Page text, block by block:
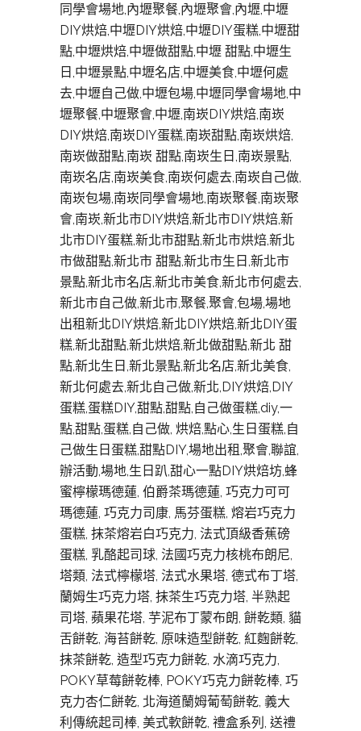
同學會場地,內壢聚餐,內壢聚會,內壢,中壢
DIY烘焙,中壢DIY烘焙,中壢DIY蛋糕,中壢甜
點,中壢烘焙,中壢做甜點,中壢 甜點,中壢生
日,中壢景點,中壢名店,中壢美食,中壢何處
去,中壢自己做,中壢包場,中壢同學會場地,中
壢聚餐,中壢聚會,中壢,南崁DIY烘焙,南崁
DIY烘焙,南崁DIY蛋糕,南崁甜點,南崁烘焙,
南崁做甜點,南崁 甜點,南崁生日,南崁景點,
南崁名店,南崁美食,南崁何處去,南崁自己做,
南崁包場,南崁同學會場地,南崁聚餐,南崁聚
會,南崁,新北市DIY烘焙,新北市DIY烘焙,新
北市DIY蛋糕,新北市甜點,新北市烘焙,新北
市做甜點,新北市 甜點,新北市生日,新北市
景點,新北市名店,新北市美食,新北市何處去,
新北市自己做,新北市,聚餐,聚會,包場,場地
出租新北DIY烘焙,新北DIY烘焙,新北DIY蛋
糕,新北甜點,新北烘焙,新北做甜點,新北 甜
點,新北生日,新北景點,新北名店,新北美食,
新北何處去,新北自己做,新北,DIY烘焙,DIY
蛋糕,蛋糕DIY,甜點,甜點,自己做蛋糕,diy,一
點,甜點,蛋糕,自己做, 烘焙,點心,生日蛋糕,自
己做生日蛋糕,甜點DIY,場地出租,聚會,聯誼,
辦活動,場地,生日趴,甜心一點DIY烘焙坊,蜂
蜜檸檬瑪德蓮, 伯爵茶瑪德蓮, 巧克力可可
瑪德蓮, 巧克力司康, 馬芬蛋糕, 熔岩巧克力
蛋糕, 抹茶熔岩白巧克力, 法式頂級香蕉磅
蛋糕, 乳酪起司球, 法國巧克力核桃布朗尼,
塔類, 法式檸檬塔, 法式水果塔, 德式布丁塔,
蘭姆生巧克力塔, 抹茶生巧克力塔, 半熟起
司塔, 蘋果花塔, 芋泥布丁蒙布朗, 餅乾類, 貓
舌餅乾, 海苔餅乾, 原味造型餅乾, 紅麴餅乾,
抹茶餅乾, 造型巧克力餅乾, 水滴巧克力,
POKY草莓餅乾棒, POKY巧克力餅乾棒, 巧
克力杏仁餅乾, 北海道蘭姆葡萄餅乾, 義大
利傳統起司棒, 美式軟餅亁, 禮盒系列, 送禮